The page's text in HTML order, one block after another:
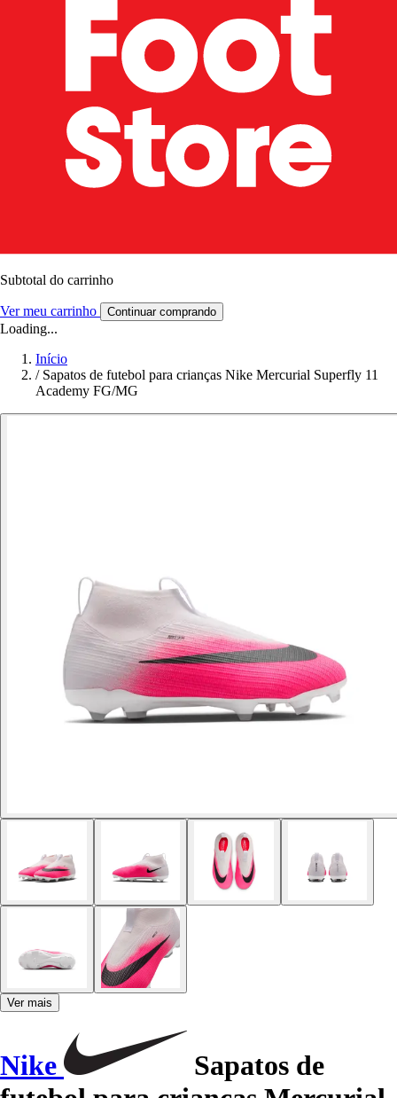
Subtotal do carrinho
Ver meu carrinho Continuar comprando
Loading...
Início
/ Sapatos de futebol para crianças Nike Mercurial Superfly 11
Academy FG/MG
Ver mais
Nike
Sapatos de